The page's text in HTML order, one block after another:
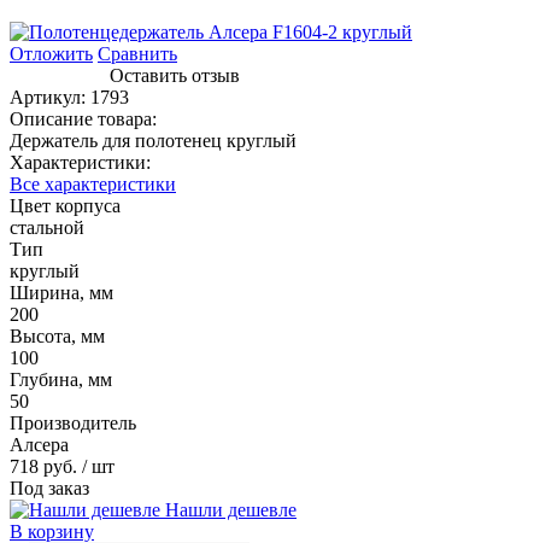
Отложить Сравнить
Оставить отзыв
Артикул: 1793
Описание товара:
Держатель для полотенец круглый
Характеристики:
Все характеристики
Цвет корпуса
стальной
Тип
круглый
Ширина, мм
200
Высота, мм
100
Глубина, мм
50
Производитель
Алсера
718 руб. / шт
Под заказ
Нашли дешевле
В корзину